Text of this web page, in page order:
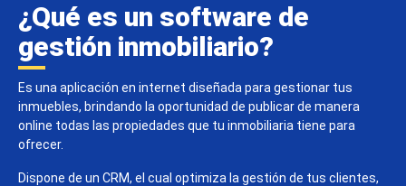
¿Qué es un software de
gestión inmobiliario?
Es una aplicación en internet diseñada para gestionar tus
inmuebles, brindando la oportunidad de publicar de manera
online todas las propiedades que tu inmobiliaria tiene para
ofrecer.
Dispone de un CRM, el cual optimiza la gestión de tus clientes,